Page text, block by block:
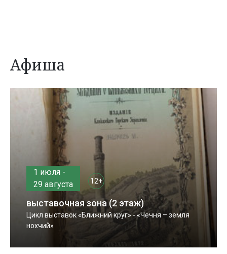
Афиша
1 июля -
29 августа
12+
выставочная зона (2 этаж)
Цикл выставок «Ближний круг» - «Чечня – земля
нохчий»